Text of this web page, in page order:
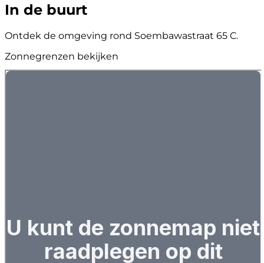
In de buurt
Ontdek de omgeving rond Soembawastraat 65 C.
Zonnegrenzen bekijken